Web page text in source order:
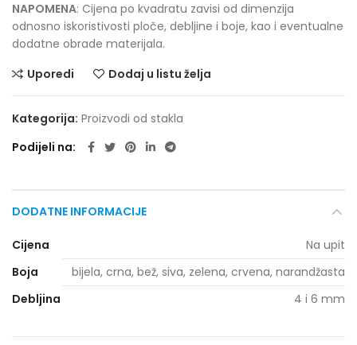
NAPOMENA: Cijena po kvadratu zavisi od dimenzija
odnosno iskoristivosti ploče, debljine i boje, kao i eventualne
dodatne obrade materijala.
Uporedi
Dodaj u listu želja
Kategorija: Proizvodi od stakla
Podijeli na
DODATNE INFORMACIJE
Cijena
Na upit
Boja
bijela, crna, bež, siva, zelena, crvena, narandžasta
Debljina
4 i 6 mm